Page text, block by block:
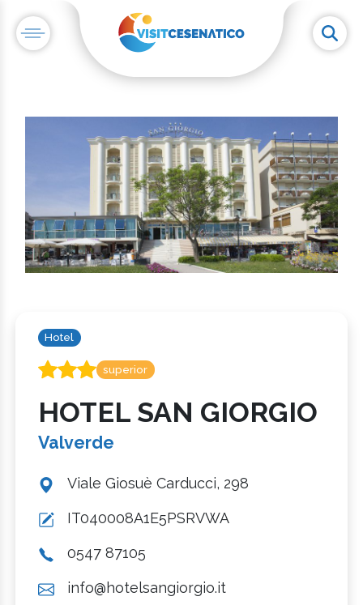
Hotel
superior
HOTEL SAN GIORGIO
Valverde
Viale Giosuè Carducci, 298
IT040008A1E5PSRVWA
0547 87105
info@hotelsangiorgio.it